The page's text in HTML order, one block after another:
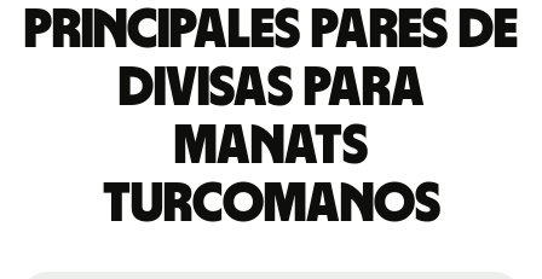
Principales pares de
divisas para
manats
turcomanos